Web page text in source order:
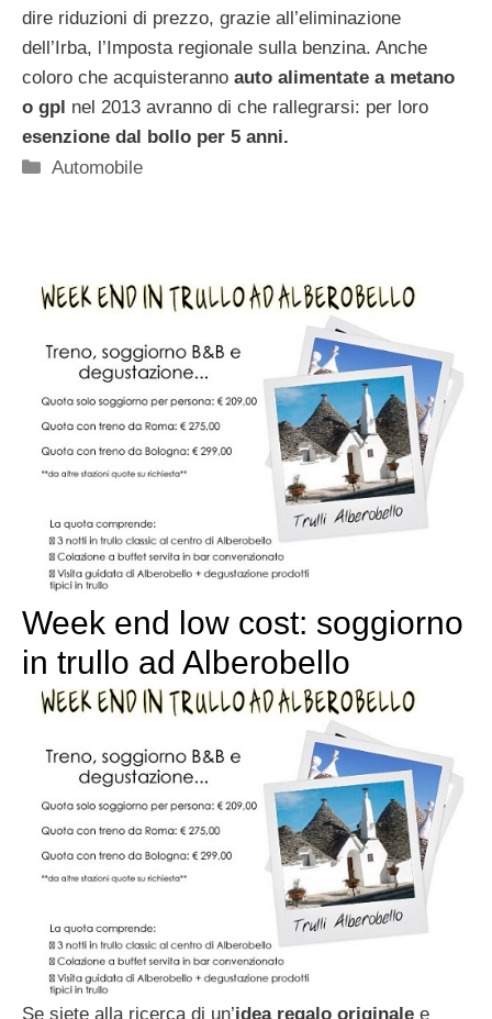
dire riduzioni di prezzo, grazie all’eliminazione
dell’Irba, l’Imposta regionale sulla benzina. Anche
coloro che acquisteranno auto alimentate a metano
o gpl nel 2013 avranno di che rallegrarsi: per loro
esenzione dal bollo per 5 anni.
Categorie
Automobile
Week end low cost: soggiorno
in trullo ad Alberobello
Se siete alla ricerca di un’idea regalo originale e